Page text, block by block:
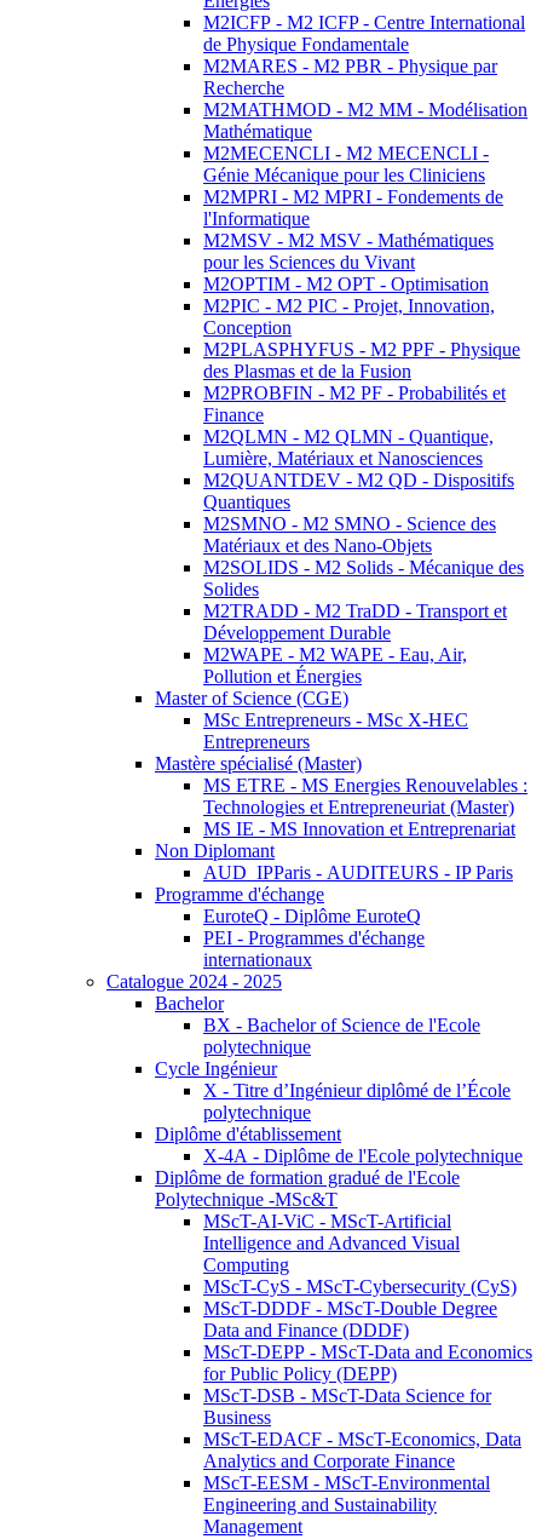
M2ICFP - M2 ICFP - Centre International
de Physique Fondamentale
M2MARES - M2 PBR - Physique par
Recherche
M2MATHMOD - M2 MM - Modélisation
Mathématique
M2MECENCLI - M2 MECENCLI -
Génie Mécanique pour les Cliniciens
M2MPRI - M2 MPRI - Fondements de
l'Informatique
M2MSV - M2 MSV - Mathématiques
pour les Sciences du Vivant
M2OPTIM - M2 OPT - Optimisation
M2PIC - M2 PIC - Projet, Innovation,
Conception
M2PLASPHYFUS - M2 PPF - Physique
des Plasmas et de la Fusion
M2PROBFIN - M2 PF - Probabilités et
Finance
M2QLMN - M2 QLMN - Quantique,
Lumière, Matériaux et Nanosciences
M2QUANTDEV - M2 QD - Dispositifs
Quantiques
M2SMNO - M2 SMNO - Science des
Matériaux et des Nano-Objets
M2SOLIDS - M2 Solids - Mécanique des
Solides
M2TRADD - M2 TraDD - Transport et
Développement Durable
M2WAPE - M2 WAPE - Eau, Air,
Pollution et Énergies
Master of Science (CGE)
MSc Entrepreneurs - MSc X-HEC
Entrepreneurs
Mastère spécialisé (Master)
MS ETRE - MS Energies Renouvelables :
Technologies et Entrepreneuriat (Master)
MS IE - MS Innovation et Entreprenariat
Non Diplomant
AUD_IPParis - AUDITEURS - IP Paris
Programme d'échange
EuroteQ - Diplôme EuroteQ
PEI - Programmes d'échange
internationaux
Catalogue 2024 - 2025
Bachelor
BX - Bachelor of Science de l'Ecole
polytechnique
Cycle Ingénieur
X - Titre d’Ingénieur diplômé de l’École
polytechnique
Diplôme d'établissement
X-4A - Diplôme de l'Ecole polytechnique
Diplôme de formation gradué de l'Ecole
Polytechnique -MSc&T
MScT-AI-ViC - MScT-Artificial
Intelligence and Advanced Visual
Computing
MScT-CyS - MScT-Cybersecurity (CyS)
MScT-DDDF - MScT-Double Degree
Data and Finance (DDDF)
MScT-DEPP - MScT-Data and Economics
for Public Policy (DEPP)
MScT-DSB - MScT-Data Science for
Business
MScT-EDACF - MScT-Economics, Data
Analytics and Corporate Finance
MScT-EESM - MScT-Environmental
Engineering and Sustainability
Management